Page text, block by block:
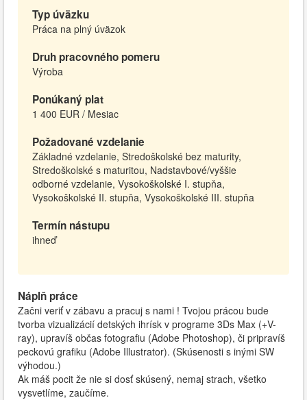
Typ úväzku
Práca na plný úväzok
Druh pracovného pomeru
Výroba
Ponúkaný plat
1 400 EUR / Mesiac
Požadované vzdelanie
Základné vzdelanie, Stredoškolské bez maturity,
Stredoškolské s maturitou, Nadstavbové/vyššie
odborné vzdelanie, Vysokoškolské I. stupňa,
Vysokoškolské II. stupňa, Vysokoškolské III. stupňa
Termín nástupu
ihneď
Náplň práce
Začni veriť v zábavu a pracuj s nami ! Tvojou prácou bude
tvorba vizualizácií detských ihrísk v programe 3Ds Max (+V-
ray), upravíš občas fotografiu (Adobe Photoshop), či pripravíš
peckovú grafiku (Adobe Illustrator). (Skúsenosti s inými SW
výhodou.)
Ak máš pocit že nie si dosť skúsený, nemaj strach, všetko
vysvetlíme, zaučíme.